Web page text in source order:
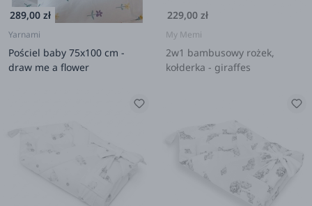
289,00 zł
Yarnami
Pościel baby 75x100 cm -
draw me a flower
229,00 zł
My Memi
2w1 bambusowy rożek,
kołderka - giraffes